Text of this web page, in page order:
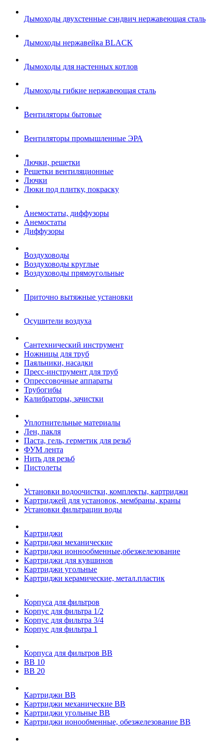
Дымоходы двухстенные сэндвич нержавеющая сталь
Дымоходы нержавейка BLACK
Дымоходы для настенных котлов
Дымоходы гибкие нержавеющая сталь
Вентиляторы бытовые
Вентиляторы промышленные ЭРА
Лючки, решетки
Решетки вентиляционные
Лючки
Люки под плитку, покраску
Анемостаты, диффузоры
Анемостаты
Диффузоры
Воздуховоды
Воздуховоды круглые
Воздуховоды прямоугольные
Приточно вытяжные установки
Осушители воздуха
Сантехнический инструмент
Ножницы для труб
Паяльники, насадки
Пресс-инструмент для труб
Опрессовочные аппараты
Трубогибы
Калибраторы, зачистки
Уплотнительные материалы
Лен, пакля
Паста, гель, герметик для резьб
ФУМ лента
Нить для резьб
Пистолеты
Установки водоочистки, комплекты, картриджи
Картриджей для установок, мембраны, краны
Установки фильтрации воды
Картриджи
Картриджи механические
Картриджи ионнообменные,обезжелезование
Картриджи для кувшинов
Картриджи угольные
Картриджи керамические, метал.пластик
Корпуса для фильтров
Корпус для фильтра 1/2
Корпус для фильтра 3/4
Корпус для фильтра 1
Корпуса для фильтров ВВ
ВВ 10
ВВ 20
Картриджи ВВ
Картриджи механические ВВ
Картриджи угольные ВВ
Картриджи ионообменные, обезжелезование ВВ